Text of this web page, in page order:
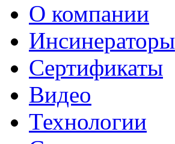
О компании
Инсинераторы
Сертификаты
Видео
Технологии